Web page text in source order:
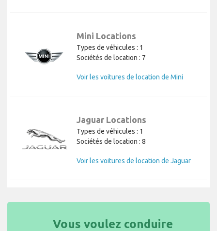
Mini Locations
Types de véhicules : 1
Sociétés de location : 7
Voir les voitures de location de Mini
Jaguar Locations
Types de véhicules : 1
Sociétés de location : 8
Voir les voitures de location de Jaguar
Vous voulez conduire